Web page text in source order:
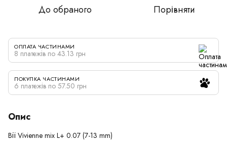
До обраного Порівняти
ОПЛАТА ЧАСТИНАМИ
8 платежів по 43.13 грн
ПОКУПКА ЧАСТИНАМИ
6 платежів по 57.50 грн
Опис
Вії Vivienne mix L+ 0.07 (7-13 mm)